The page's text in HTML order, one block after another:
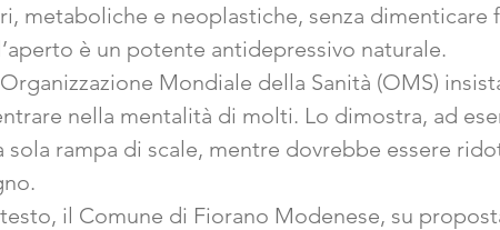
metaboliche e neoplastiche, senza
è un potente antidepressivo naturale.
Mondiale della Sanità (OMS)
nella mentalità di molti. Lo dimostra, ad
sola rampa di scale, mentre dovrebbe essere
il Comune di Fiorano Modenese, su